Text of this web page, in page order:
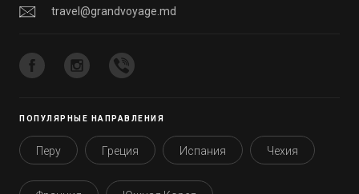
travel@grandvoyage.md
ПОПУЛЯРНЫЕ НАПРАВЛЕНИЯ
Перу Греция Испания Чехия